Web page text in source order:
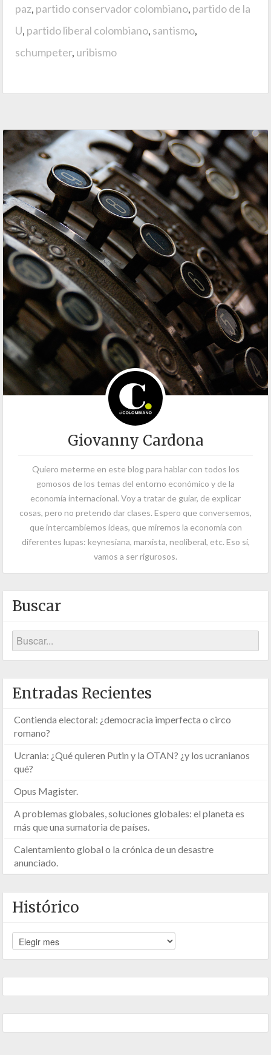
paz, partido conservador colombiano, partido de la
U, partido liberal colombiano, santismo,
schumpeter, uribismo
Giovanny Cardona
Quiero meterme en este blog para hablar con todos los
gomosos de los temas del entorno económico y de la
economía internacional. Voy a tratar de guiar, de explicar
cosas, pero no pretendo dar clases. Espero que conversemos,
que intercambiemos ideas, que miremos la economía con
diferentes lupas: keynesiana, marxista, neoliberal, etc. Eso sí,
vamos a ser rigurosos.
Buscar
Entradas Recientes
Contienda electoral: ¿democracia imperfecta o circo
romano?
Ucrania: ¿Qué quieren Putin y la OTAN? ¿y los ucranianos
qué?
Opus Magister.
A problemas globales, soluciones globales: el planeta es
más que una sumatoria de países.
Calentamiento global o la crónica de un desastre
anunciado.
Histórico